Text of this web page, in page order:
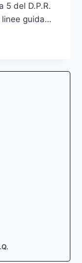
5 del D.P.R.
linee guida…